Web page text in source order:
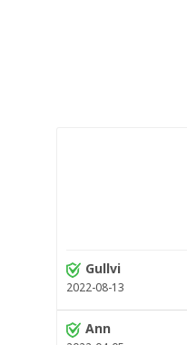
Gullvi
2022-08-13
Ann